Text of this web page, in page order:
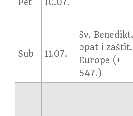
Pet 10.07.
Sub 11.07.
Sv. Benedikt,
opat i zaštit.
Europe (+
547.)